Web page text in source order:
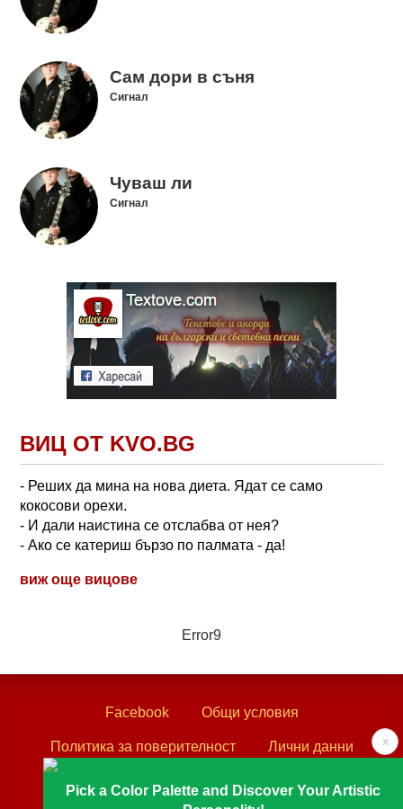
Сам дори в съня
Сигнал
Чуваш ли
Сигнал
ВИЦ ОТ KVO.BG
- Реших да мина на нова диета. Ядат се само
кокосови орехи.
- И дали наистина се отслабва от нея?
- Ако се катериш бързо по палмата - да!
виж още вицове
Error9
x
Pick a Color Palette and Discover Your Artistic
Facebook Общи условия
Политика за поверителност Лични данни